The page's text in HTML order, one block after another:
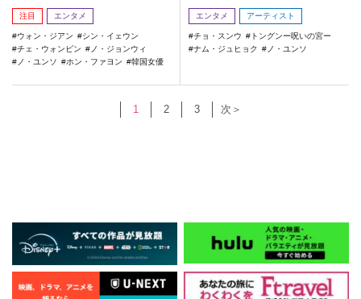
注目 エンタメ
ウォン・ジアン
シン・イェウン
チェ・ウォンビン
ノ・ジョンウィ
ノ・ユンソ
ホン・ファヨン 韓国女優
タジーの幕開け
エンタメ アーティスト
チョ・スンウ
トングンー呪いの宮ー
ナム・ジュヒョク
ノ・ユンソ
1 2 3 次＞